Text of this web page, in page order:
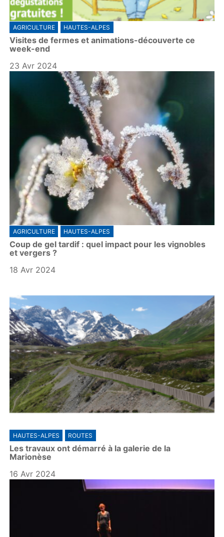
AGRICULTURE HAUTES-ALPES
Visites de fermes et animations-découverte ce
week-end
23 Avr 2024
AGRICULTURE HAUTES-ALPES
Coup de gel tardif : quel impact pour les vignobles
et vergers ?
18 Avr 2024
HAUTES-ALPES ROUTES
Les travaux ont démarré à la galerie de la
Marionèse
16 Avr 2024